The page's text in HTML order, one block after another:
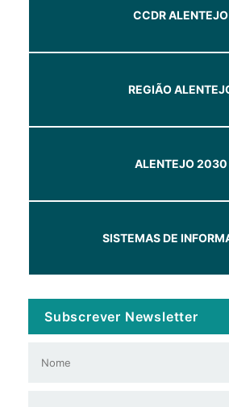
CCDR ALENTEJO
REGIÃO
ALENTEJO 2030
SISTEMAS DE
Subscrever Newsletter